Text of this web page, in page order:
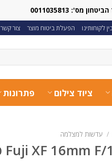
מס': 0011035813
לקוחותינו הפעלת ביטוח מוצר צור קשר
ציוד צילום פתרונות
/ עדשות למצלמה